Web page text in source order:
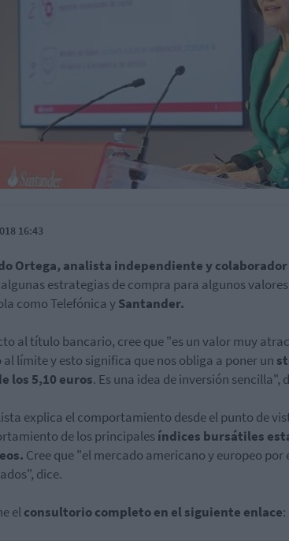
16:43
Ortega, analista independiente y colaborador
estrategias de compra para algunos
como Telefónica ySantander.
al título bancario, cree que "es un valor muy
al límite y esto significa que nos obliga a poner un
los 5,10 euros. Es una idea de inversión sencilla",
explica el comportamiento desde el punto de
de los principalesíndices bursátiles
Cree que "el mercado americano y europeo
dice.
elconsultorio completo en el siguiente enlace: